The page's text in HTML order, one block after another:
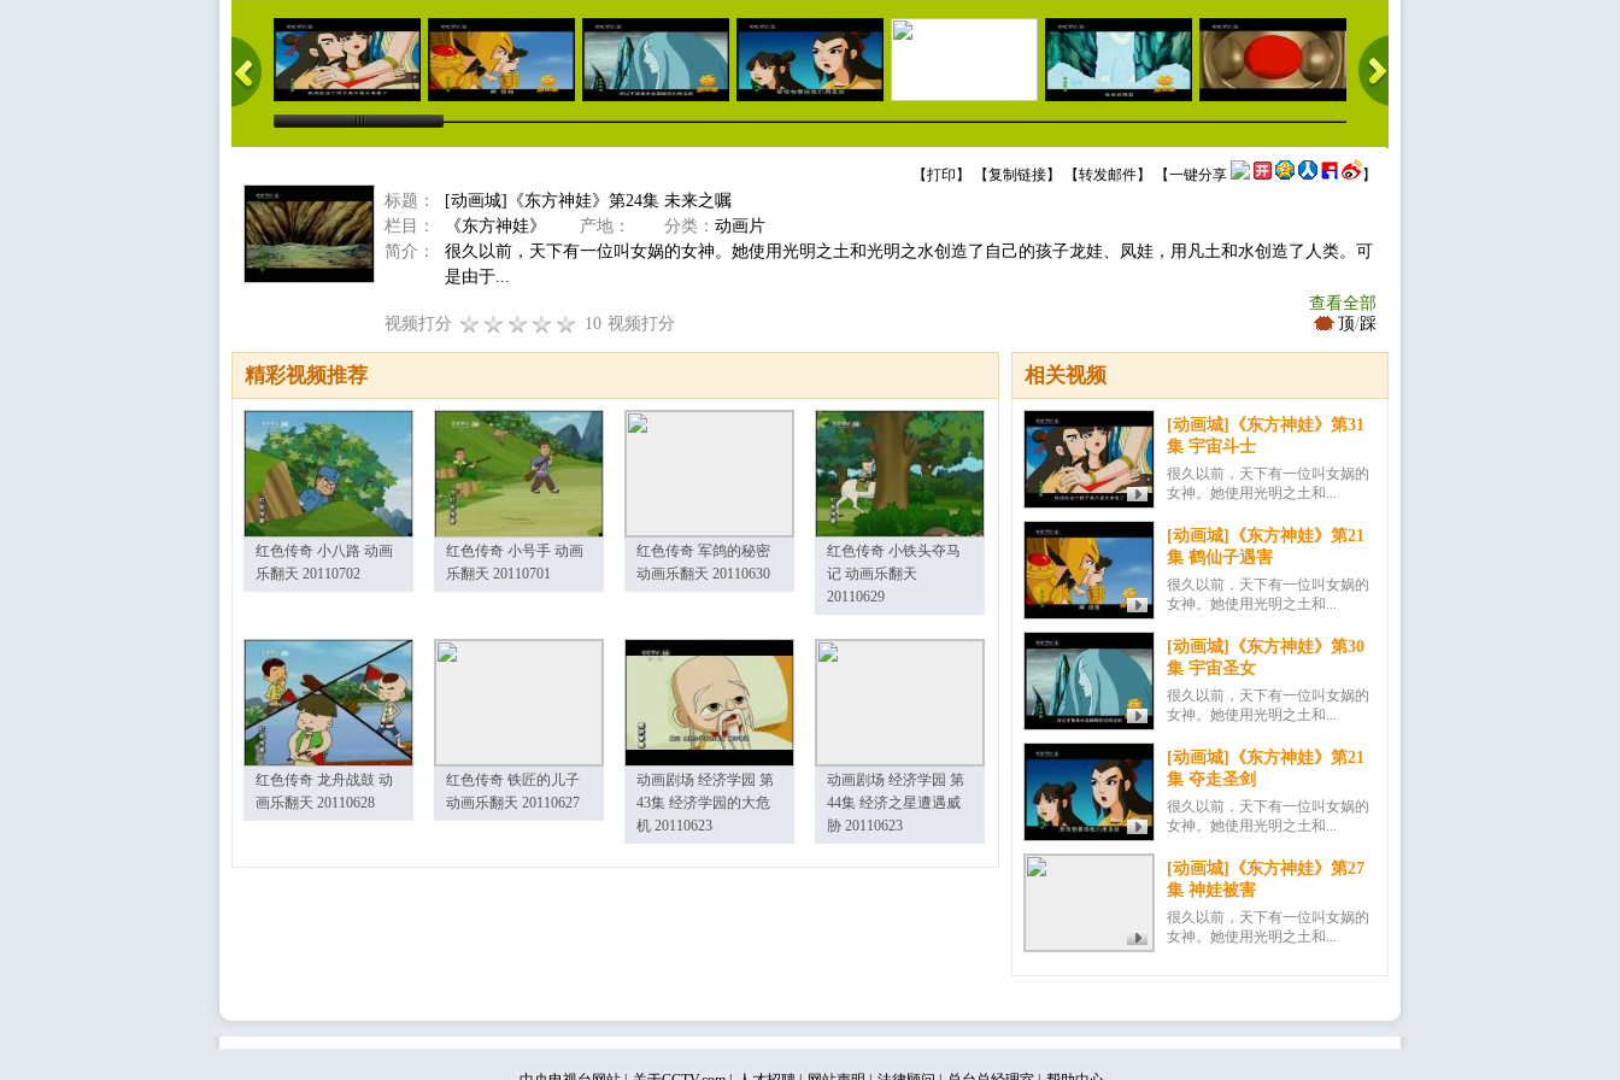
【打印 】 【复制链接】 【转发邮件】 【一键分享 】
标题：
[动画城]《东方神娃》第24集 未来之嘱
栏目：
《东方神娃》 产地： 分类： 动画片
简介：
很久以前，天下有一位叫女娲的女神。她使用光明之土和光明之水创造了自己的孩子龙娃、凤娃，用凡土和水创造了人类。可
是由于...
查看全部
视频打分
10 视频打分 顶/踩
相关视频
[动画城]《东方神娃》第31
集 宇宙斗士
很久以前，天下有一位叫女娲的
女神。她使用光明之土和...
[动画城]《东方神娃》第21
集 鹤仙子遇害
很久以前，天下有一位叫女娲的
女神。她使用光明之土和...
[动画城]《东方神娃》第30
集 宇宙圣女
很久以前，天下有一位叫女娲的
女神。她使用光明之土和...
[动画城]《东方神娃》第21
集 夺走圣剑
很久以前，天下有一位叫女娲的
女神。她使用光明之土和...
[动画城]《东方神娃》第27
集 神娃被害
很久以前，天下有一位叫女娲的
女神。她使用光明之土和...
精彩视频推荐
红色传奇 小八路 动画
乐翻天 20110702
红色传奇 小号手 动画
乐翻天 20110701
红色传奇 军鸽的秘密
动画乐翻天 20110630
红色传奇 小铁头夺马
记 动画乐翻天
20110629
红色传奇 龙舟战鼓 动
画乐翻天 20110628
红色传奇 铁匠的儿子
动画乐翻天 20110627
动画剧场 经济学园 第
43集 经济学园的大危
机 20110623
动画剧场 经济学园 第
44集 经济之星遭遇威
胁 20110623